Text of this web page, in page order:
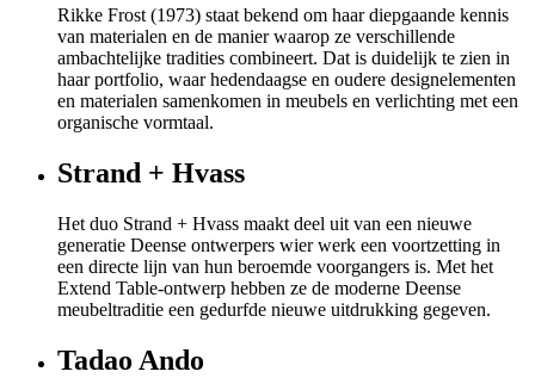
Rikke Frost (1973) staat bekend om haar diepgaande kennis
van materialen en de manier waarop ze verschillende
ambachtelijke tradities combineert. Dat is duidelijk te zien in
haar portfolio, waar hedendaagse en oudere designelementen
en materialen samenkomen in meubels en verlichting met een
organische vormtaal.
Strand + Hvass
Het duo Strand + Hvass maakt deel uit van een nieuwe
generatie Deense ontwerpers wier werk een voortzetting in
een directe lijn van hun beroemde voorgangers is. Met het
Extend Table-ontwerp hebben ze de moderne Deense
meubeltraditie een gedurfde nieuwe uitdrukking gegeven.
Tadao Ando